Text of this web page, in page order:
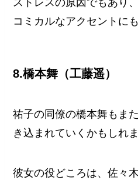
ストレスの原因でもあり
コミカルなアクセントに
8.橋本舞（工藤遥）
祐子の同僚の橋本舞もま
き込まれていくかもしれま
彼女の役どころは、佐々